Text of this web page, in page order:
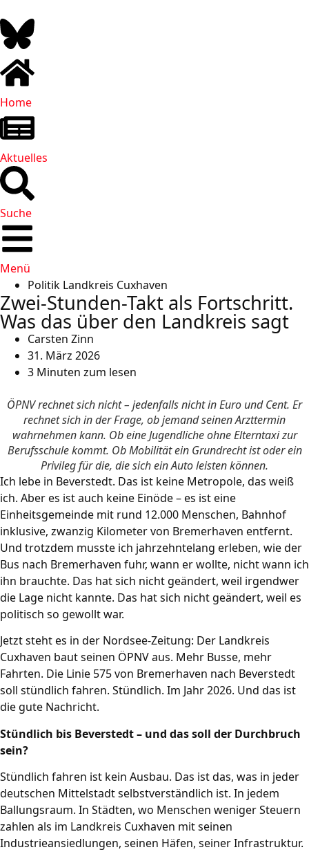
Home
Aktuelles
Suche
Menü
Politik Landkreis Cuxhaven
Zwei-Stunden-Takt als Fortschritt.
Was das über den Landkreis sagt
Carsten Zinn
31. März 2026
3 Minuten zum lesen
ÖPNV rechnet sich nicht – jedenfalls nicht in Euro und Cent. Er
rechnet sich in der Frage, ob jemand seinen Arzttermin
wahrnehmen kann. Ob eine Jugendliche ohne Elterntaxi zur
Berufsschule kommt. Ob Mobilität ein Grundrecht ist oder ein
Privileg für die, die sich ein Auto leisten können.
Ich lebe in Beverstedt. Das ist keine Metropole, das weiß
ich. Aber es ist auch keine Einöde – es ist eine
Einheitsgemeinde mit rund 12.000 Menschen, Bahnhof
inklusive, zwanzig Kilometer von Bremerhaven entfernt.
Und trotzdem musste ich jahrzehntelang erleben, wie der
Bus nach Bremerhaven fuhr, wann er wollte, nicht wann ich
ihn brauchte. Das hat sich nicht geändert, weil irgendwer
die Lage nicht kannte. Das hat sich nicht geändert, weil es
politisch so gewollt war.
Jetzt steht es in der Nordsee-Zeitung: Der Landkreis
Cuxhaven baut seinen ÖPNV aus. Mehr Busse, mehr
Fahrten. Die Linie 575 von Bremerhaven nach Beverstedt
soll stündlich fahren. Stündlich. Im Jahr 2026. Und das ist
die gute Nachricht.
Stündlich bis Beverstedt – und das soll der Durchbruch
sein?
Stündlich fahren ist kein Ausbau. Das ist das, was in jeder
deutschen Mittelstadt selbstverständlich ist. In jedem
Ballungsraum. In Städten, wo Menschen weniger Steuern
zahlen als im Landkreis Cuxhaven mit seinen
Industrieansiedlungen, seinen Häfen, seiner Infrastruktur.